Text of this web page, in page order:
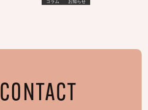
コラム お知らせ
CONTACT